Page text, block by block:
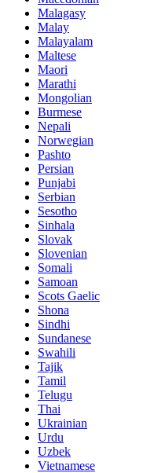
Malagasy
Malay
Malayalam
Maltese
Maori
Marathi
Mongolian
Burmese
Nepali
Norwegian
Pashto
Persian
Punjabi
Serbian
Sesotho
Sinhala
Slovak
Slovenian
Somali
Samoan
Scots Gaelic
Shona
Sindhi
Sundanese
Swahili
Tajik
Tamil
Telugu
Thai
Ukrainian
Urdu
Uzbek
Vietnamese